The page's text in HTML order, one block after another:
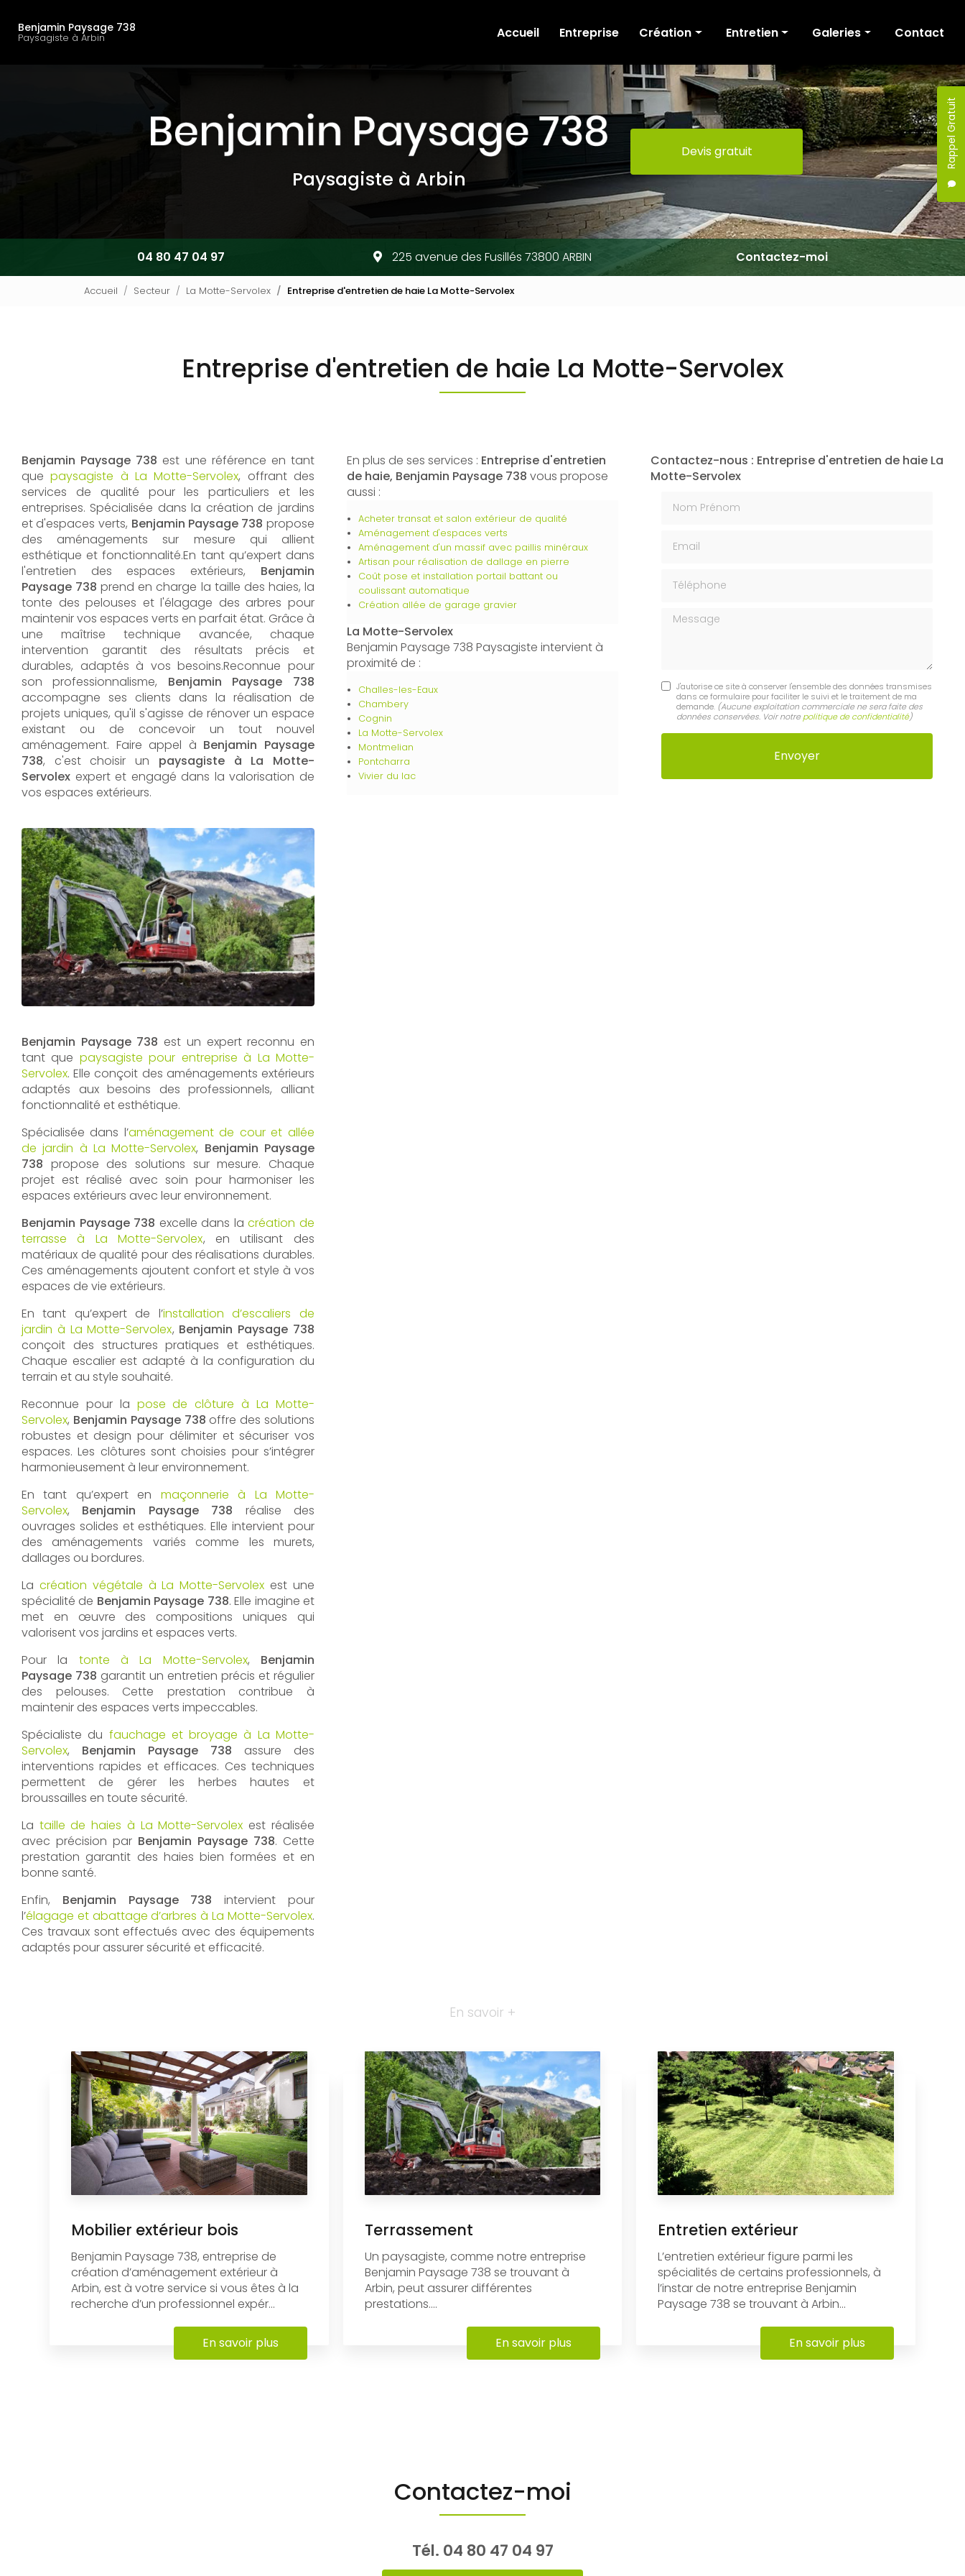
contenu
Benjamin Paysage 738
Paysagiste à Arbin
Rappel Gratuit
Accueil
Entreprise Création
Cour et allée
Terrasse
Murs de soutènement
Escaliers
Portail
Clôture
Maçonnerie
Terrassement
Pergola
Entretien
Tonte
Fauchage / Broyage
Taille de haies
Elagage / Abattage
Galeries
Création
Entretien
Contact
Paysagiste à Arbin
Devis gratuit
04 80 47 04 97 225 avenue des Fusillés 73800 ARBIN Contactez-moi
Accueil Secteur La Motte-Servolex Entreprise d'entretien de haie La Motte-Servolex
Entreprise d'entretien de haie La Motte-Servolex
Benjamin Paysage 738 est une référence en tant
quepaysagiste à La Motte-Servolex, offrant des
services de qualité pour les particuliers et les
entreprises. Spécialisée dans la création de jardins
et d'espaces verts, Benjamin Paysage 738 propose
des aménagements sur mesure qui allient
esthétique et fonctionnalité.En tant qu’expert dans
l'entretien des espaces extérieurs, Benjamin
Paysage 738 prend en charge la taille des haies, la
tonte des pelouses et l'élagage des arbres pour
maintenir vos espaces verts en parfait état. Grâce à
une maîtrise technique avancée, chaque
intervention garantit des résultats précis et
durables, adaptés à vos besoins.Reconnue pour
son professionnalisme, Benjamin Paysage 738
accompagne ses clients dans la réalisation de
projets uniques, qu'il s'agisse de rénover un espace
existant ou de concevoir un tout nouvel
aménagement. Faire appel à Benjamin Paysage
738, c'est choisir un paysagiste à La Motte-
Servolex expert et engagé dans la valorisation de
vos espaces extérieurs.
Benjamin Paysage 738 est un expert reconnu en
tant que paysagiste pour entreprise à La Motte-
Servolex. Elle conçoit des aménagements extérieurs
adaptés aux besoins des professionnels, alliant
fonctionnalité et esthétique.
Spécialisée dans l’aménagement de cour et allée
de jardin à La Motte-Servolex, Benjamin Paysage
738 propose des solutions sur mesure. Chaque
projet est réalisé avec soin pour harmoniser les
espaces extérieurs avec leur environnement.
Benjamin Paysage 738 excelle dans lacréation de
terrasse à La Motte-Servolex, en utilisant des
matériaux de qualité pour des réalisations durables.
Ces aménagements ajoutent confort et style à vos
espaces de vie extérieurs.
En tant qu’expert de l’installation d’escaliers de
jardin à La Motte-Servolex, Benjamin Paysage 738
conçoit des structures pratiques et esthétiques.
Chaque escalier est adapté à la configuration du
terrain et au style souhaité.
Reconnue pour la pose de clôture à La Motte-
Servolex, Benjamin Paysage 738 offre des solutions
robustes et design pour délimiter et sécuriser vos
espaces. Les clôtures sont choisies pour s’intégrer
harmonieusement à leur environnement.
En tant qu’expert en maçonnerie à La Motte-
Servolex, Benjamin Paysage 738 réalise des
ouvrages solides et esthétiques. Elle intervient pour
des aménagements variés comme les murets,
dallages ou bordures.
La création végétale à La Motte-Servolex est une
spécialité de Benjamin Paysage 738. Elle imagine et
met en œuvre des compositions uniques qui
valorisent vos jardins et espaces verts.
Pour la tonte à La Motte-Servolex, Benjamin
Paysage 738 garantit un entretien précis et régulier
des pelouses. Cette prestation contribue à
maintenir des espaces verts impeccables.
Spécialiste du fauchage et broyage à La Motte-
Servolex, Benjamin Paysage 738 assure des
interventions rapides et efficaces. Ces techniques
permettent de gérer les herbes hautes et
broussailles en toute sécurité.
La taille de haies à La Motte-Servolex est réalisée
avec précision par Benjamin Paysage 738. Cette
prestation garantit des haies bien formées et en
bonne santé.
Enfin, Benjamin Paysage 738 intervient pour
l’élagage et abattage d’arbres à La Motte-Servolex.
Ces travaux sont effectués avec des équipements
adaptés pour assurer sécurité et efficacité.
En plus de ses services : Entreprise d'entretien
de haie, Benjamin Paysage 738 vous propose
aussi :
Acheter transat et salon extérieur de qualité
Aménagement d'espaces verts
Aménagement d'un massif avec paillis minéraux
Artisan pour réalisation de dallage en pierre
Coût pose et installation portail battant ou
coulissant automatique
Création allée de garage gravier
La Motte-Servolex
Benjamin Paysage 738 Paysagiste intervient à
proximité de :
Challes-les-Eaux
Chambery
Cognin
La Motte-Servolex
Montmelian
Pontcharra
Vivier du lac
Contactez-nous : Entreprise d'entretien de haie La
Motte-Servolex
Message
J'autorise ce site à conserver l'ensemble des données transmises
dans ce formulaire pour faciliter le suivi et le traitement de ma
demande. (Aucune exploitation commerciale ne sera faite des
données conservées. Voir notre politique de confidentialité)
En savoir +
Mobilier extérieur bois
Benjamin Paysage 738, entreprise de
création d’aménagement extérieur à
Arbin, est à votre service si vous êtes à la
recherche d’un professionnel expér...
En savoir plus
Terrassement
Un paysagiste, comme notre entreprise
Benjamin Paysage 738 se trouvant à
Arbin, peut assurer différentes
prestations....
En savoir plus
Entretien extérieur
L’entretien extérieur figure parmi les
spécialités de certains professionnels, à
l’instar de notre entreprise Benjamin
Paysage 738 se trouvant à Arbin...
En savoir plus
Contactez-moi
Tél. 04 80 47 04 97